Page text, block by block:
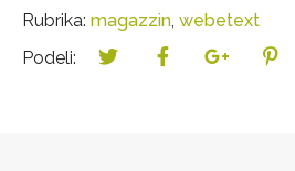
Rubrika: magazzin webetext
Podeli: